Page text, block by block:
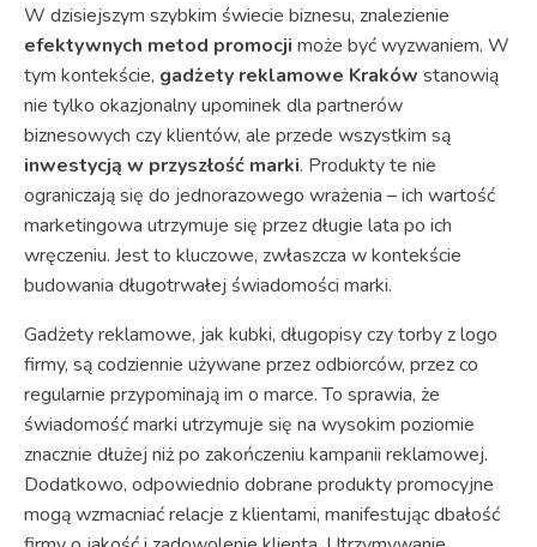
W dzisiejszym szybkim świecie biznesu, znalezienie
efektywnych metod promocji może być wyzwaniem. W
tym kontekście, gadżety reklamowe Kraków stanowią
nie tylko okazjonalny upominek dla partnerów
biznesowych czy klientów, ale przede wszystkim są
inwestycją w przyszłość marki. Produkty te nie
ograniczają się do jednorazowego wrażenia – ich wartość
marketingowa utrzymuje się przez długie lata po ich
wręczeniu. Jest to kluczowe, zwłaszcza w kontekście
budowania długotrwałej świadomości marki.
Gadżety reklamowe, jak kubki, długopisy czy torby z logo
firmy, są codziennie używane przez odbiorców, przez co
regularnie przypominają im o marce. To sprawia, że
świadomość marki utrzymuje się na wysokim poziomie
znacznie dłużej niż po zakończeniu kampanii reklamowej.
Dodatkowo, odpowiednio dobrane produkty promocyjne
mogą wzmacniać relacje z klientami, manifestując dbałość